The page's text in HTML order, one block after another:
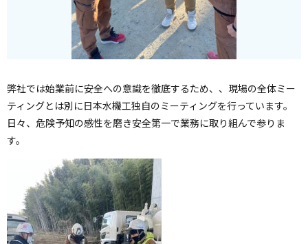
弊社では始業前に安全への意識を徹底するため、、現場の全体ミー
ティングとは別に日本水機工独自のミーティングを行っています。
日々、危険予知の感性を磨き安全第一で業務に取り組んで参りま
す。